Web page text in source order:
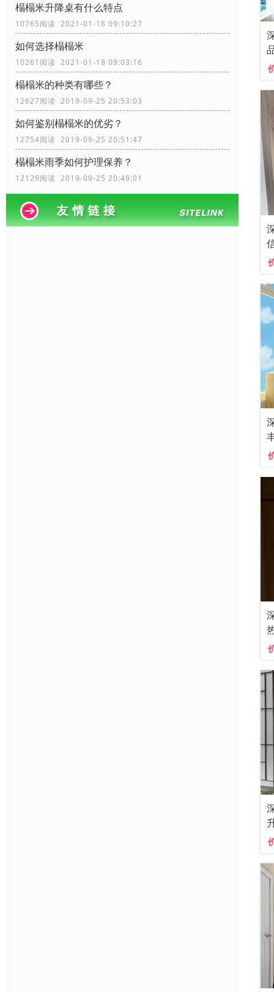
榻榻米升降桌有什么特点
10765阅读 2021-01-18 09:10:27
如何选择榻榻米
10261阅读 2021-01-18 09:03:16
榻榻米的种类有哪些？
12627阅读 2019-09-25 20:53:03
如何鉴别榻榻米的优劣？
12754阅读 2019-09-25 20:51:47
榻榻米雨季如何护理保养？
12129阅读 2019-09-25 20:49:01